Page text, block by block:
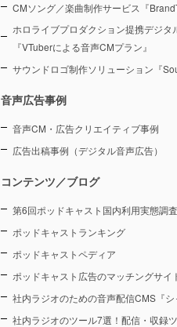
CMソング／楽曲制作サービス『
ホロライブプロダクション提携デジ
『VTuberによる音声CMプラン』
サウンドロゴ制作ソリューション『
音声広告事例
音声CM・広告クリエイティブ事例
広告出稿事例（デジタル音声広告）
コンテンツ／ブログ
第6回ポッドキャスト国内利用実態調
ポッドキャストランキング
ポッドキャストペディア
ポッドキャスト広告のマッチングサイ
社内ラジオのための音声配信CMS『シ
社内ラジオのツール7選！配信・収録